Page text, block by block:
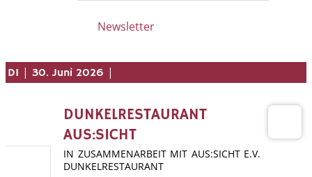
Newsletter
DI | 30. Juni 2026 |
DUNKELRESTAURANT
AUS:SICHT
IN ZUSAMMENARBEIT MIT AUS:SICHT E.V.
DUNKELRESTAURANT